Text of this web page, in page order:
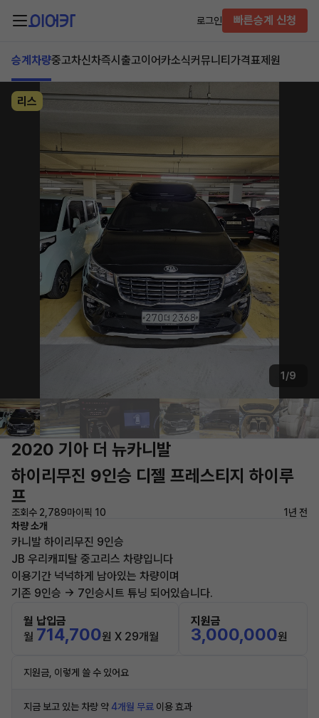
로그인 빠른승계 신청
승계차량중고차신차즉시출고이어카소식커뮤니티 가격표제원
리스
1/9
2020 기아 더 뉴카니발
하이리무진 9인승 디젤 프레스티지 하이루
프
조회수 2,789마이픽 10
1년 전
차량 소개
카니발 하이리무진 9인승
JB 우리캐피탈 중고리스 차량입니다
이용기간 넉넉하게 남아있는 차량이며
기존 9인승 -> 7인승시트 튜닝 되어있습니다.
월 납입금
월 714,700원 X 29개월
지원금
3,000,000원
지원금, 이렇게 쓸 수 있어요
지금 보고 있는 차량 약4개월 무료 이용 효과